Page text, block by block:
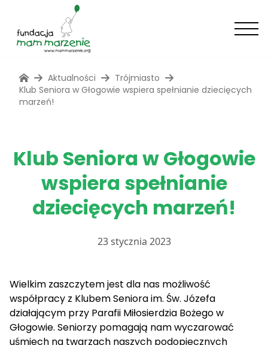
Aktualności
Trójmiasto
Klub Seniora w Głogowie wspiera spełnianie dziecięcych
marzeń!
Klub Seniora w Głogowie
wspiera spełnianie
dziecięcych marzeń!
23 stycznia 2023
Wielkim zaszczytem jest dla nas możliwość
współpracy z Klubem Seniora im. Św. Józefa
działającym przy Parafii Miłosierdzia Bożego w
Głogowie. Seniorzy pomagają nam wyczarować
uśmiech na twarzach naszych podopiecznych